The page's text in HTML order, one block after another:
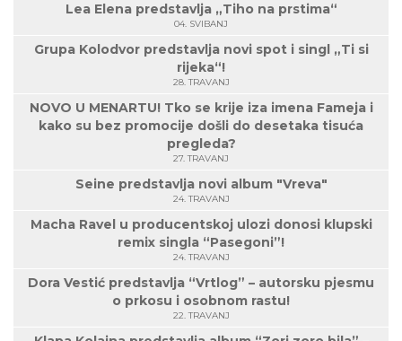
Lea Elena predstavlja „Tiho na prstima“
04. SVIBANJ
Grupa Kolodvor predstavlja novi spot i singl „Ti si
rijeka“!
28. TRAVANJ
NOVO U MENARTU! Tko se krije iza imena Fameja i
kako su bez promocije došli do desetaka tisuća
pregleda?
27. TRAVANJ
Seine predstavlja novi album "Vreva"
24. TRAVANJ
Macha Ravel u producentskoj ulozi donosi klupski
remix singla “Pasegoni”!
24. TRAVANJ
Dora Vestić predstavlja “Vrtlog” – autorsku pjesmu
o prkosu i osobnom rastu!
22. TRAVANJ